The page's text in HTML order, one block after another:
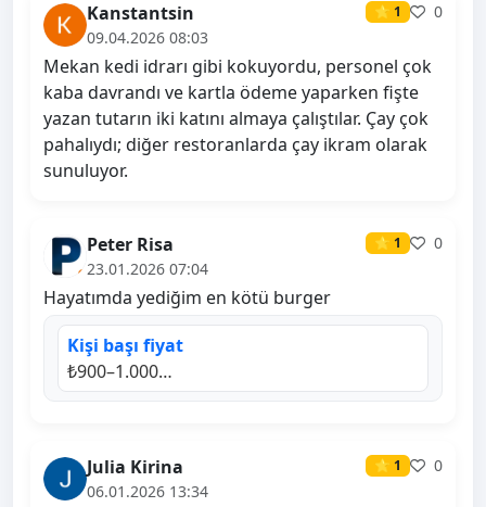
Kanstantsin ⭐ 1
0
09.04.2026 08:03
Mekan kedi idrarı gibi kokuyordu, personel çok
kaba davrandı ve kartla ödeme yaparken fişte
yazan tutarın iki katını almaya çalıştılar. Çay çok
pahalıydı; diğer restoranlarda çay ikram olarak
sunuluyor.
Peter Risa ⭐ 1
0
23.01.2026 07:04
Hayatımda yediğim en kötü burger
Kişi başı fiyat
₺900–1.000…
Julia Kirina ⭐ 1
0
06.01.2026 13:34